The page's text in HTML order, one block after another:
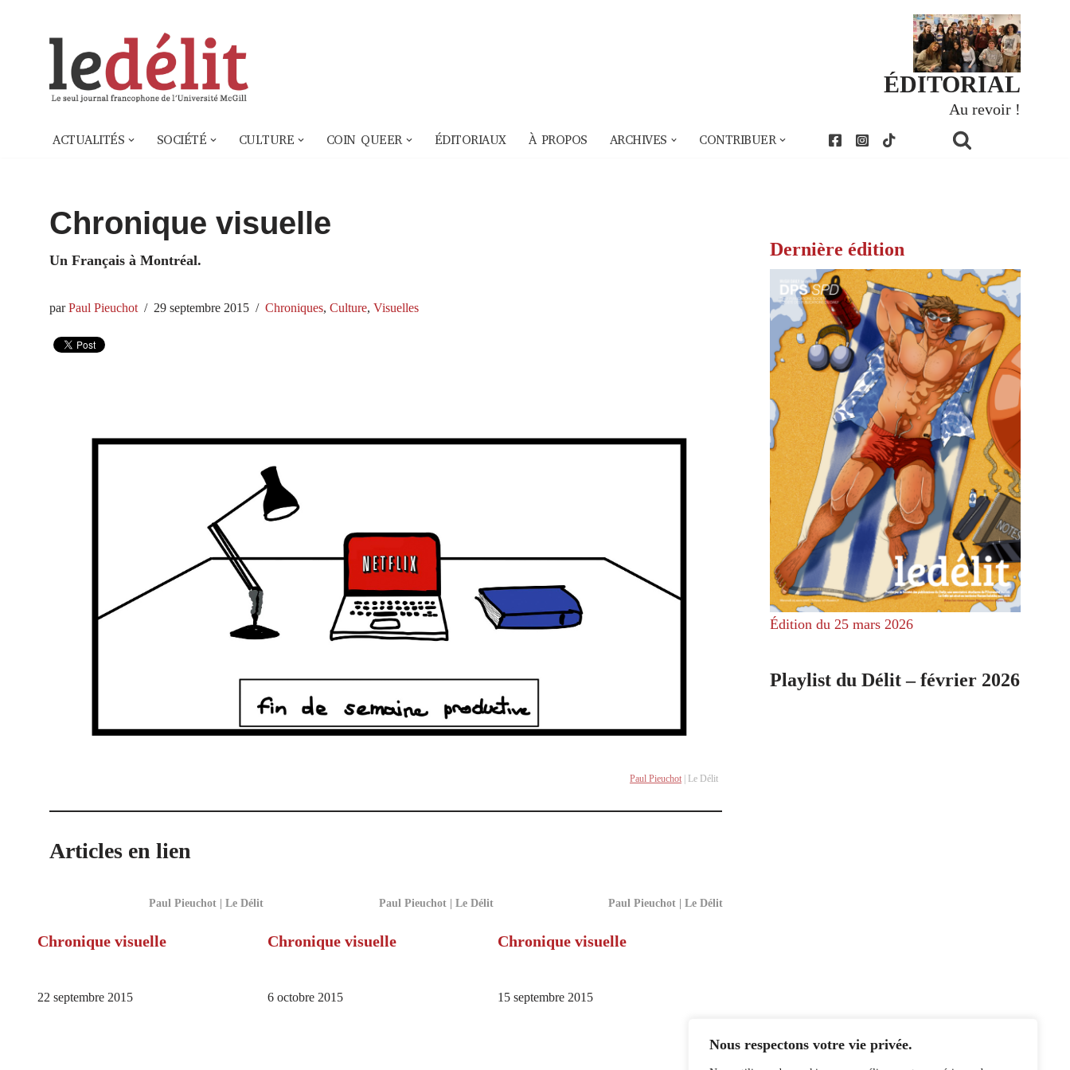
Nous respectons votre vie privée.
ÉDITORIAL
Au revoir !
ACTUALITÉS SOCIÉTÉ CULTURE COIN QUEER ÉDITORIAUX À PROPOS ARCHIVES CONTRIBUER
Chronique visuelle
Un Français à Montréal.
parPaul Pieuchot 29 septembre 2015 Chroniques, Culture, Visuelles
Paul Pieuchot | Le Délit
Articles en lien
Paul Pieuchot | Le Délit
Chronique visuelle
22 septembre 2015
Paul Pieuchot | Le Délit
Chronique visuelle
6 octobre 2015
Paul Pieuchot | Le Délit
Chronique visuelle
15 septembre 2015
Dernière édition
Édition du 25 mars 2026
Playlist du Délit – février 2026